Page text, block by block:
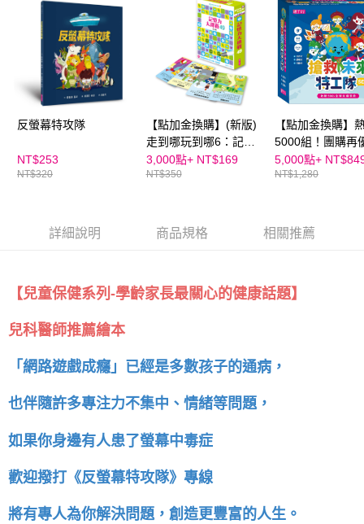
反螢幕特攻隊
NT$253
NT$320
【點加金換購】(新版)
走到哪玩到哪6：記憶
力大挑戰49
3,000點+ NT$169
NT$350
【點加金換購】
5000組！團購再
👉搶救未來特工
啟動SDGs全球永
5,000點+
NT$1,280
詳細說明 商品規格 相關推薦
【兒童保健系列-學齡家長最關心的健康話題】
兒科醫師推薦繪本
「網路遊戲成癮」已經是多數孩子的通病，
也伴隨許多專注力不集中、情緒等問題，
如果你身邊有人患了螢幕中毒症
歡迎撥打《反螢幕特攻隊》專線
將有專人為你解決問題，創造更豐富的人生。